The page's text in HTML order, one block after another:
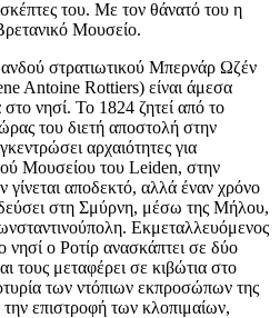
του. Με τον θάνατό του η
Μουσείο.
στρατιωτικού Μπερνάρ Ωζέν
Antoine Rottiers) είναι άμεσα
νησί. Το 1824 ζητεί από το
του διετή αποστολή στην
αρχαιότητες για
Μουσείου του Leiden, στην
αποδεκτό, αλλά έναν χρόνο
στη Σμύρνη, μέσω της Μήλου,
Εκμεταλλευόμενος
ο Ροτίρ ανασκάπτει σε δύο
τους μεταφέρει σε κιβώτια στο
των ντόπιων εκπροσώπων της
επιστροφή των κλοπιμαίων,